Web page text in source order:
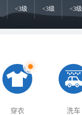
<3级 <3级 <3级
穿衣 洗车